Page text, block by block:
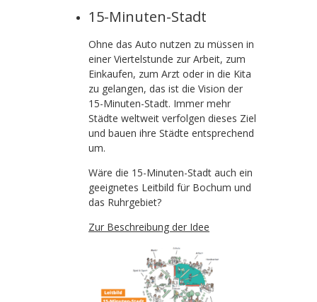
15-Minuten-Stadt
Ohne das Auto nutzen zu müssen in
einer Viertelstunde zur Arbeit, zum
Einkaufen, zum Arzt oder in die Kita
zu gelangen, das ist die Vision der
15-Minuten-Stadt. Immer mehr
Städte weltweit verfolgen dieses Ziel
und bauen ihre Städte entsprechend
um.
Wäre die 15-Minuten-Stadt auch ein
geeignetes Leitbild für Bochum und
das Ruhrgebiet?
Zur Beschreibung der Idee